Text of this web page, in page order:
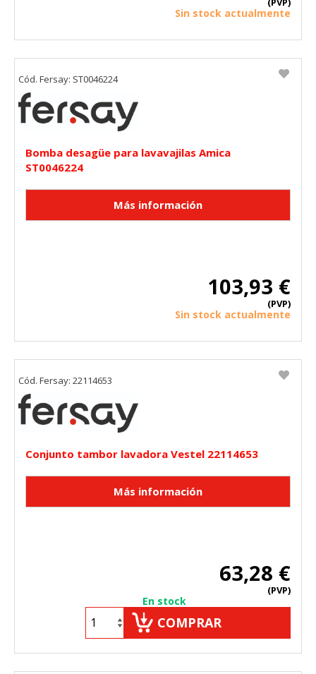
Sin stock actualmente
Bomba desagüe para lavavajilas Amica
ST0046224
103,93 €
(PVP)
Sin stock actualmente
Cód. Fersay: ST0046224
Conjunto tambor lavadora Vestel 22114653
63,28 €
(PVP)
En stock
COMPRAR
Cód. Fersay: 22114653